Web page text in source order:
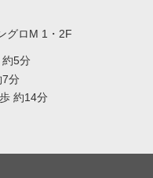
グロM 1・2F
約5分
7分
約14分